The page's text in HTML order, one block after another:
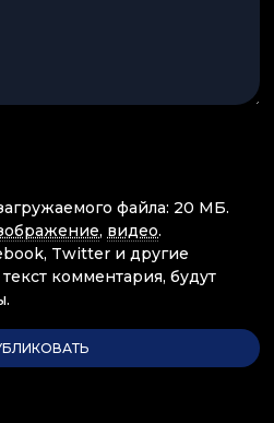
файла: 20 МБ.
, видео.
Twitter и другие
комментария, будут